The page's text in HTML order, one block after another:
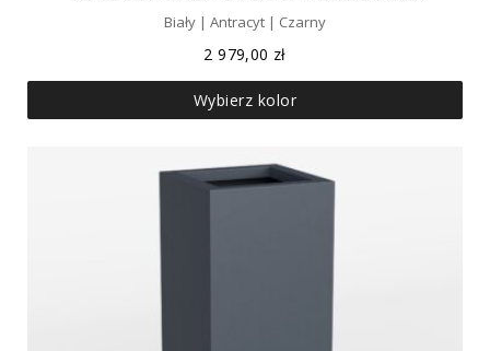
Biały | Antracyt | Czarny
2 979,00 zł
Wybierz kolor